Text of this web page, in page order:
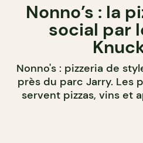
Nonno’s : la
social par
Nonno's : pizzeria de
près du parc Jarry. Les
servent pizzas, vins et